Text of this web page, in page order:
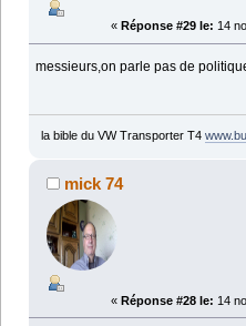
« Réponse #29 le: 14
messieurs,on parle pas de
la bible du VW Transporter T4
mick 74
« Réponse #28 le: 14